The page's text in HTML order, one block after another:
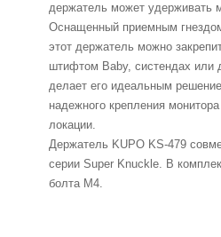
держатель может удерживать
Оснащенный приемным
этот держатель можно
штифтом Baby, систендах или
делает его идеальным
надежного крепления
локации.
Держатель KUPO KS-479
серии Super Knuckle. В
болта M4.